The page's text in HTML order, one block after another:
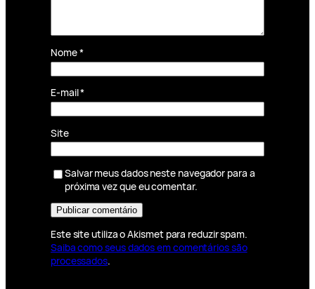
Nome*
E-mail*
Site
Salvar meus dados neste navegador para a
próxima vez que eu comentar.
Este site utiliza o Akismet para reduzir spam.
Saiba como seus dados em comentários são
processados.